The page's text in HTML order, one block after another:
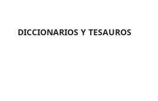
DICCIONARIOS Y TESAUROS